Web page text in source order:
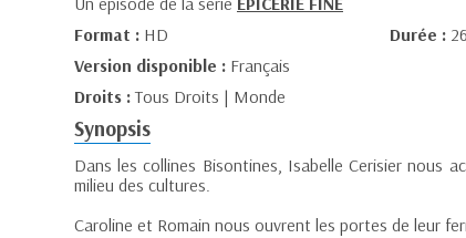
Format : HD Durée :
Version disponible : Français
Droits :Tous Droits | Monde
Synopsis
Dans les collines Bisontines, Isabelle Cerisier nous
milieu des cultures.
Caroline et Romain nous ouvrent les portes de leur